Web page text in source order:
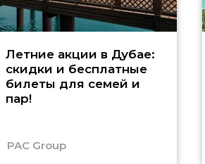
Летние акции в Дубае:
скидки и бесплатные
билеты для семей и
пар!
PAC Group